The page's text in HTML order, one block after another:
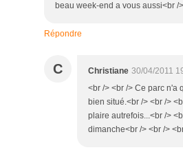
beau week-end a vous aussi<br /
Répondre
C Christiane 30/04/2011
<br /> <br /> Ce parc n'a
bien situé.<br /> <br />
plaire autrefois...<br />
dimanche<br /> <br />